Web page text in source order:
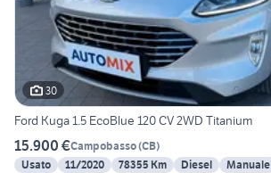
30
Ford Kuga 1.5 EcoBlue 120 CV 2WD Titanium
15.900 €Campobasso(CB)
Usato
11/2020 78355 Km Diesel Manuale